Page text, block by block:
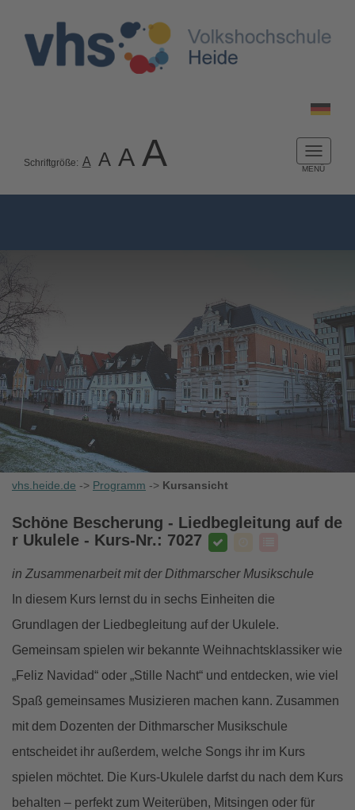
Schriftgröße: A A A A
vhs.heide.de -> Programm -> Kursansicht
Schöne Bescherung - Liedbegleitung auf de
r Ukulele - Kurs-Nr.: 7027
in Zusammenarbeit mit der Dithmarscher Musikschule
In diesem Kurs lernst du in sechs Einheiten die
Grundlagen der Liedbegleitung auf der Ukulele.
Gemeinsam spielen wir bekannte Weihnachtsklassiker wie
„Feliz Navidad“ oder „Stille Nacht“ und entdecken, wie viel
Spaß gemeinsames Musizieren machen kann. Zusammen
mit dem Dozenten der Dithmarscher Musikschule
entscheidet ihr außerdem, welche Songs ihr im Kurs
spielen möchtet. Die Kurs-Ukulele darfst du nach dem Kurs
behalten – perfekt zum Weiterüben, Mitsingen oder für